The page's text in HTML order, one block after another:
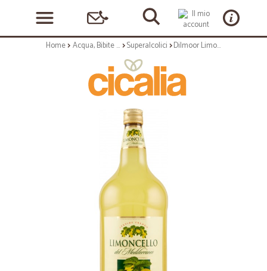
Home Acqua, Bibite e Alcolici Superalcolici Dilmoor Limoncello del Mediterraneo 200 cl